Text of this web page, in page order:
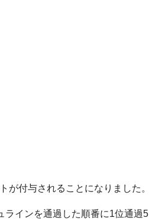
が付与されることになりました。
ラインを通過した順番に1位通過5